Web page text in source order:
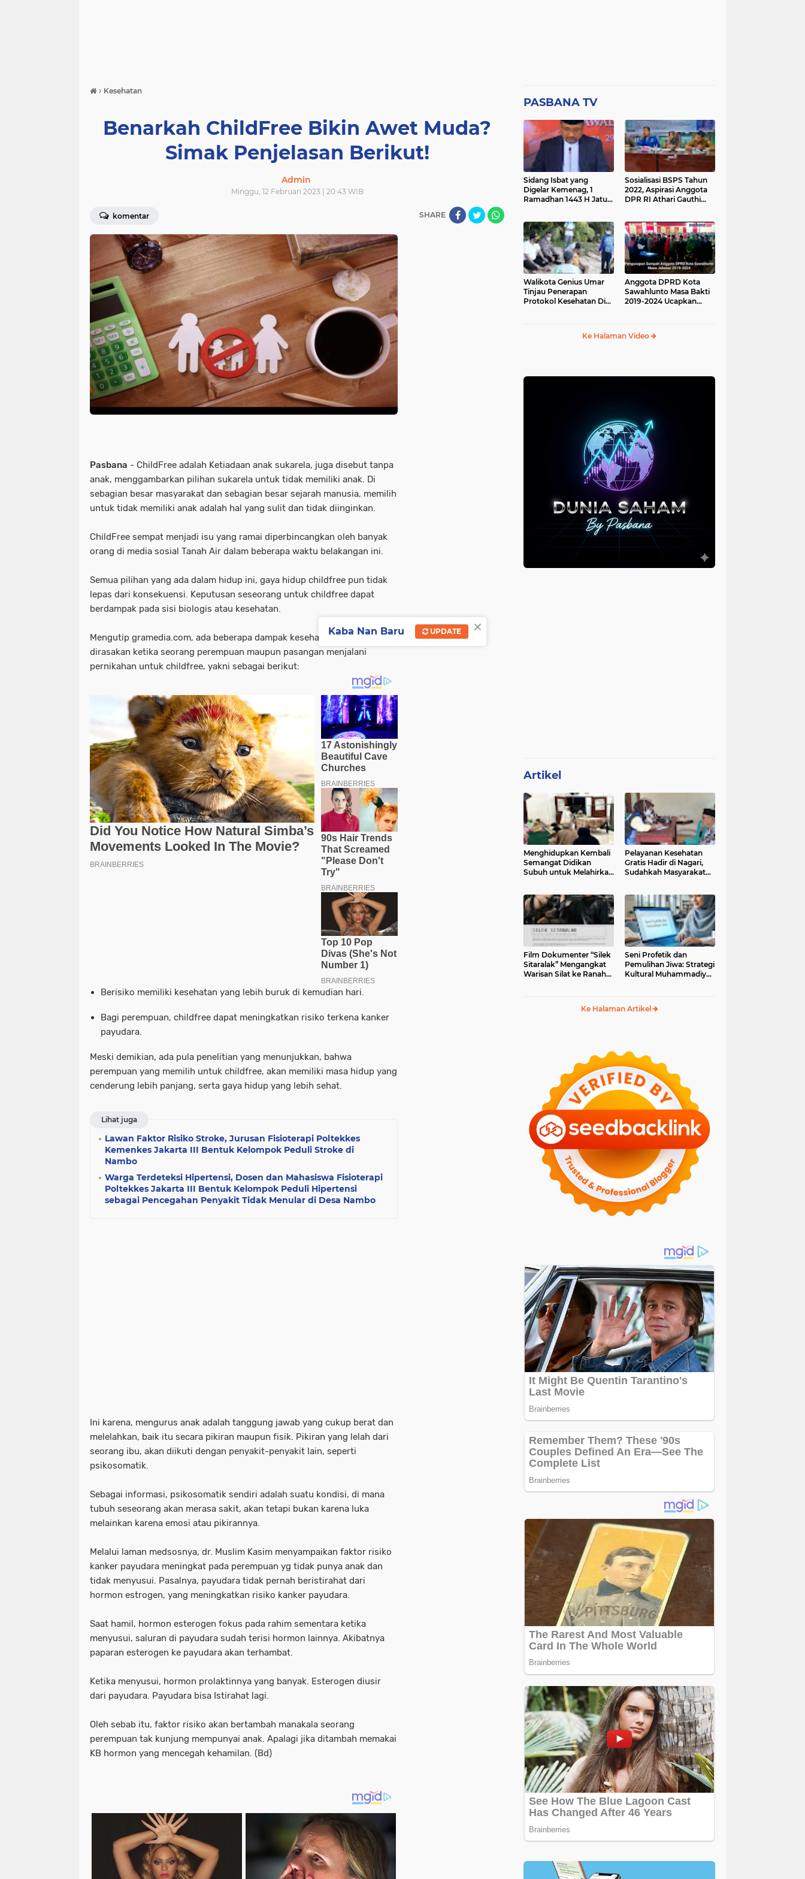
› Kesehatan
Benarkah ChildFree Bikin Awet Muda?
Simak Penjelasan Berikut!
Admin
Minggu, 12 Februari 2023 | 20:43 WIB
komentar SHARE
Pasbana - ChildFree adalah Ketiadaan anak sukarela, juga disebut tanpa
anak, menggambarkan pilihan sukarela untuk tidak memiliki anak. Di
sebagian besar masyarakat dan sebagian besar sejarah manusia, memilih
untuk tidak memiliki anak adalah hal yang sulit dan tidak diinginkan.
ChildFree sempat menjadi isu yang ramai diperbincangkan oleh banyak
orang di media sosial Tanah Air dalam beberapa waktu belakangan ini.
Semua pilihan yang ada dalam hidup ini, gaya hidup childfree pun tidak
lepas dari konsekuensi. Keputusan seseorang untuk childfree dapat
berdampak pada sisi biologis atau kesehatan.
Mengutip gramedia.com, ada beberapa dampak kesehatan, yang dapat
dirasakan ketika seorang perempuan maupun pasangan menjalani
pernikahan untuk childfree, yakni sebagai berikut:
Berisiko memiliki kesehatan yang lebih buruk di kemudian hari.
Bagi perempuan, childfree dapat meningkatkan risiko terkena kanker
payudara.
Meski demikian, ada pula penelitian yang menunjukkan, bahwa
perempuan yang memilih untuk childfree, akan memiliki masa hidup yang
cenderung lebih panjang, serta gaya hidup yang lebih sehat.
Lihat juga
Lawan Faktor Risiko Stroke, Jurusan Fisioterapi Poltekkes
Kemenkes Jakarta III Bentuk Kelompok Peduli Stroke di
Nambo
Warga Terdeteksi Hipertensi, Dosen dan Mahasiswa Fisioterapi
Poltekkes Jakarta III Bentuk Kelompok Peduli Hipertensi
sebagai Pencegahan Penyakit Tidak Menular di Desa Nambo
Ini karena, mengurus anak adalah tanggung jawab yang cukup berat dan
melelahkan, baik itu secara pikiran maupun fisik. Pikiran yang lelah dari
seorang ibu, akan diikuti dengan penyakit-penyakit lain, seperti
psikosomatik.
Sebagai informasi, psikosomatik sendiri adalah suatu kondisi, di mana
tubuh seseorang akan merasa sakit, akan tetapi bukan karena luka
melainkan karena emosi atau pikirannya.
Melalui laman medsosnya, dr. Muslim Kasim menyampaikan faktor risiko
kanker payudara meningkat pada perempuan yg tidak punya anak dan
tidak menyusui. Pasalnya, payudara tidak pernah beristirahat dari
hormon estrogen, yang meningkatkan risiko kanker payudara.
Saat hamil, hormon esterogen fokus pada rahim sementara ketika
menyusui, saluran di payudara sudah terisi hormon lainnya. Akibatnya
paparan esterogen ke payudara akan terhambat.
Ketika menyusui, hormon prolaktinnya yang banyak. Esterogen diusir
dari payudara. Payudara bisa Istirahat lagi.
Oleh sebab itu, faktor risiko akan bertambah manakala seorang
perempuan tak kunjung mempunyai anak. Apalagi jika ditambah memakai
KB hormon yang mencegah kehamilan. (Bd)
PASBANA TV
Sidang Isbat yang
Digelar Kemenag, 1
Ramadhan 1443 H Jatuh
Sosialisasi BSPS Tahun
2022, Aspirasi Anggota
DPR RI Athari Gauthi
Walikota Genius Umar
Tinjau Penerapan
Protokol Kesehatan Di
Anggota DPRD Kota
Sawahlunto Masa Bakti
2019-2024 Ucapkan
Ke Halaman Video
Artikel
Menghidupkan Kembali
Semangat Didikan
Subuh untuk Melahirkan
Pelayanan Kesehatan
Gratis Hadir di Nagari,
Sudahkah Masyarakat
Film Dokumenter “Silek
Sitaralak” Mengangkat
Warisan Silat ke Ranah
Seni Profetik dan
Pemulihan Jiwa: Strategi
Kultural Muhammadiyah
Ke Halaman Artikel
×
Kaba Nan Baru UPDATE